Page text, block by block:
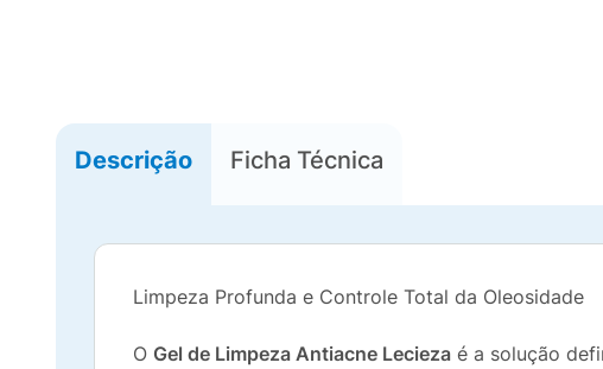
Descrição Ficha Técnica
Limpeza Profunda e Controle Total da Oleosidade
O Gel de Limpeza Antiacne Lecieza é a solução